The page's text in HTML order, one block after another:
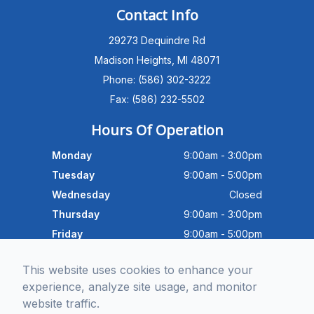
Contact Info
29273 Dequindre Rd
Madison Heights, MI 48071
Phone: (586) 302-3222
Fax: (586) 232-5502
Hours Of Operation
Monday
9:00am - 3:00pm
Tuesday
9:00am - 5:00pm
Wednesday
Closed
Thursday
9:00am - 3:00pm
Friday
9:00am - 5:00pm
Sunday
Closed
Hello!I'm the MEC Patient Advisor. I
can answer questions about our
Program,Neurolens,specialty
lenses,pricing,and help get you
brings you in today?
This website uses cookies to enhance your
experience, analyze site usage, and monitor
website traffic.